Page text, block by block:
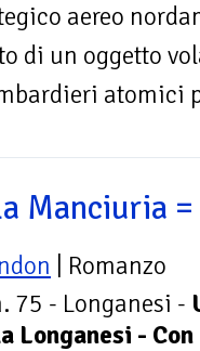
aereo
di un oggetto
atomici
Manciuria =
| Romanzo
75 - Longanesi -
Longanesi - Con